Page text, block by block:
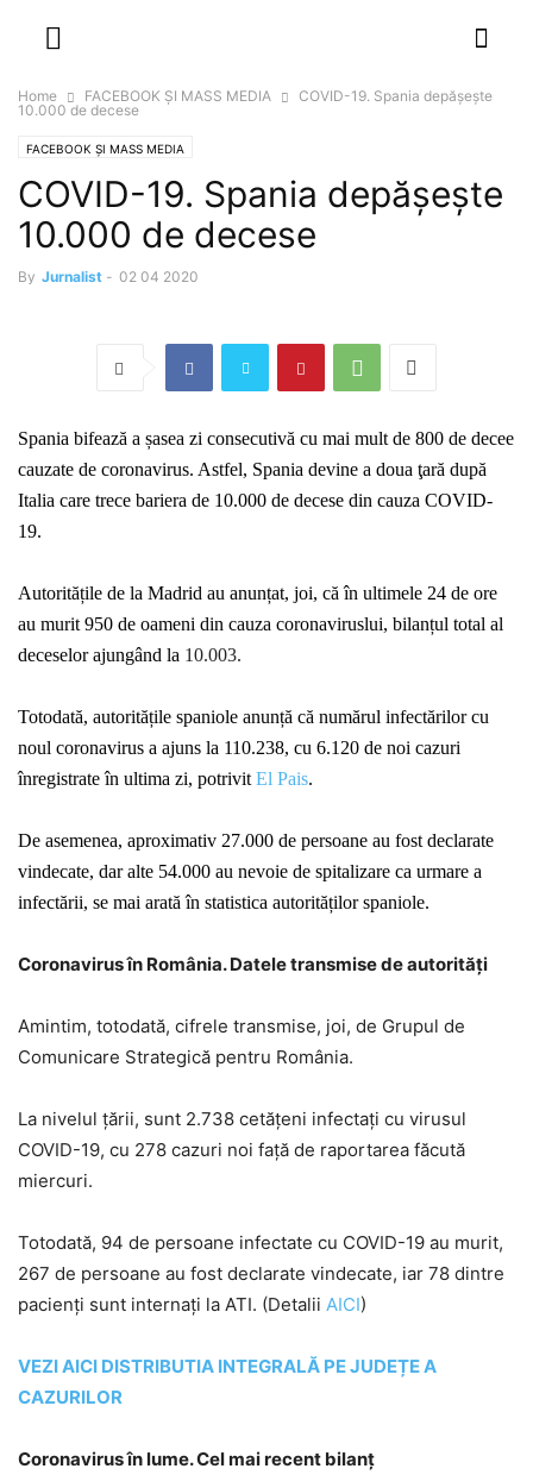
Home FACEBOOK ȘI MASS MEDIA
COVID-19. Spania depășește
10.000 de decese
FACEBOOK ȘI MASS MEDIA
COVID-19. Spania depășește
10.000 de decese
By Jurnalist - 02 04 2020
Spania bifează a șasea zi consecutivă cu mai mult de 800 de decee
cauzate de coronavirus. Astfel, Spania devine a doua ţară după
Italia care trece bariera de 10.000 de decese din cauza COVID-
19.
Autoritățile de la Madrid au anunțat, joi, că în ultimele 24 de ore
au murit 950 de oameni din cauza coronaviruslui, bilanțul total al
deceselor ajungând la 10.003.
Totodată, autoritățile spaniole anunță că numărul infectărilor cu
noul coronavirus a ajuns la 110.238, cu 6.120 de noi cazuri
înregistrate în ultima zi, potrivit El Pais.
De asemenea, aproximativ 27.000 de persoane au fost declarate
vindecate, dar alte 54.000 au nevoie de spitalizare ca urmare a
infectării, se mai arată în statistica autorităților spaniole.
Coronavirus în România. Datele transmise de autorități
Amintim, totodată, cifrele transmise, joi, de Grupul de
Comunicare Strategică pentru România.
La nivelul țării, sunt 2.738 cetățeni infectați cu virusul
COVID-19, cu 278 cazuri noi față de raportarea făcută
miercuri.
Totodată, 94 de persoane infectate cu COVID-19 au murit,
267 de persoane au fost declarate vindecate, iar 78 dintre
pacienți sunt internați la ATI. (Detalii AICI)
VEZI AICI DISTRIBUTIA INTEGRALĂ PE JUDEȚE A
CAZURILOR
Coronavirus în lume. Cel mai recent bilanț